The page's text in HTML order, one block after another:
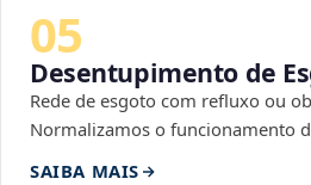
05
Desentupimento de
Rede de esgoto com refluxo ou
Normalizamos o funcionamento
SAIBA MAIS